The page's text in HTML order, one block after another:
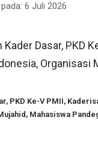
6 Juli 2026
PKD Ke-V PMII,
Mahasiswa